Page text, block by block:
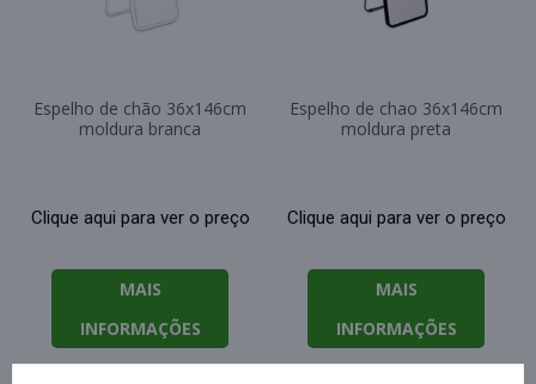
Espelho de chão 36x146cm
moldura branca
Clique aqui para ver o preço
MAIS
INFORMAÇÕES
Espelho de chao 36x146cm
moldura preta
Clique aqui para ver o preço
MAIS
INFORMAÇÕES